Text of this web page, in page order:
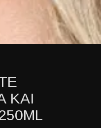
ΚΑΙ